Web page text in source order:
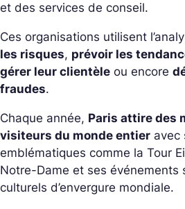
et des services de conseil.
Ces organisations utilisent
les risques, prévoir les
gérer leur clientèle ou encore
fraudes.
Chaque année, Paris attire des
visiteurs du monde entier avec
emblématiques comme la Tour
Notre-Dame et ses événements
culturels d’envergure mondiale.